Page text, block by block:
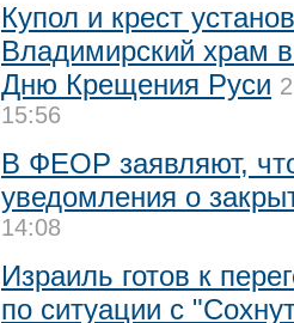
Купол и крест
Владимирский храм
Дню Крещения Руси
15:56
В ФЕОР заявляют,
уведомления о
14:08
Израиль готов к
по ситуации с